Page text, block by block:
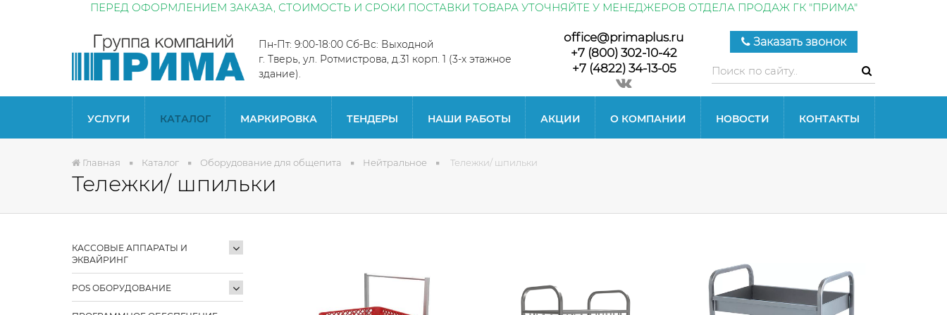
ПЕРЕД ОФОРМЛЕНИЕМ ЗАКАЗА, СТОИМОСТЬ И СРОКИ ПОСТАВКИ ТОВАРА УТОЧНЯЙТЕ У МЕНЕДЖЕРОВ ОТДЕЛА ПРОДАЖ ГК "ПРИМА"
Пн-Пт: 9:00-18:00 Сб-Вс: Выходной
г. Тверь, ул. Ротмистрова, д.31 корп. 1 (3-х этажное
здание).
office@primaplus.ru
+7 (800) 302-10-42
+7 (4822) 34-13-05
Заказать звонок
УСЛУГИ КАТАЛОГ МАРКИРОВКА ТЕНДЕРЫ НАШИ РАБОТЫ АКЦИИ О КОМПАНИИ НОВОСТИ КОНТАКТЫ
Главная Каталог Оборудование для общепита Нейтральное Тележки/ шпильки
Тележки/ шпильки
КАССОВЫЕ АППАРАТЫ И
ЭКВАЙРИНГ
POS ОБОРУДОВАНИЕ